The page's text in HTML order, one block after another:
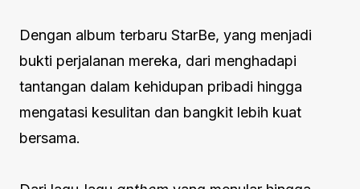
Dengan album terbaru StarBe, yang menjadi
bukti perjalanan mereka, dari menghadapi
tantangan dalam kehidupan pribadi hingga
mengatasi kesulitan dan bangkit lebih kuat
bersama.